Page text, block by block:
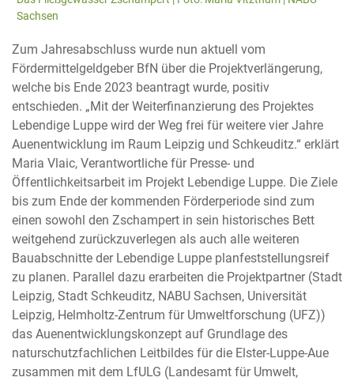
Sachsen
Zum Jahresabschluss wurde nun aktuell vom
Fördermittelgeldgeber BfN über die Projektverlängerung,
welche bis Ende 2023 beantragt wurde, positiv
entschieden. „Mit der Weiterfinanzierung des Projektes
Lebendige Luppe wird der Weg frei für weitere vier Jahre
Auenentwicklung im Raum Leipzig und Schkeuditz.“ erklärt
Maria Vlaic, Verantwortliche für Presse- und
Öffentlichkeitsarbeit im Projekt Lebendige Luppe. Die Ziele
bis zum Ende der kommenden Förderperiode sind zum
einen sowohl den Zschampert in sein historisches Bett
weitgehend zurückzuverlegen als auch alle weiteren
Bauabschnitte der Lebendige Luppe planfeststellungsreif
zu planen. Parallel dazu erarbeiten die Projektpartner (Stadt
Leipzig, Stadt Schkeuditz, NABU Sachsen, Universität
Leipzig, Helmholtz-Zentrum für Umweltforschung (UFZ))
das Auenentwicklungskonzept auf Grundlage des
naturschutzfachlichen Leitbildes für die Elster-Luppe-Aue
zusammen mit dem LfULG (Landesamt für Umwelt,